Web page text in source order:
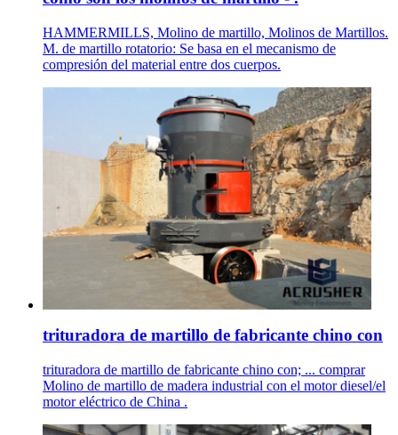
HAMMERMILLS, Molino de martillo, Molinos de Martillos.
M. de martillo rotatorio: Se basa en el mecanismo de
compresión del material entre dos cuerpos.
trituradora de martillo de fabricante chino con
trituradora de martillo de fabricante chino con; ... comprar
Molino de martillo de madera industrial con el motor diesel/el
motor eléctrico de China .